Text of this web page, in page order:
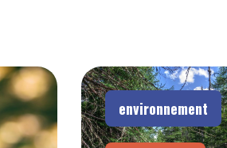
environnement